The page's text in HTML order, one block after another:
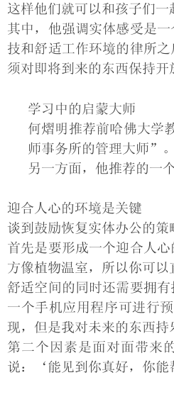
这样他们就可以和孩子们一
其中，他强调实体感受是
技和舒适工作环境的律所
须对即将到来的东西保持
学习中的启蒙大师
何熠明推荐前哈佛大
师事务所的管理大师”
另一方面，他推荐的一
迎合人心的环境是关键
谈到鼓励恢复实体办公的
首先是要形成一个迎合人
方像植物温室，所以你可
舒适空间的同时还需要拥
一个手机应用程序可进行
现，但是我对未来的东西持
第二个因素是面对面带来
说：‘能见到你真好，你